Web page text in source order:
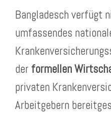
Bangladesch verfügt
umfassendes
der formellen
privaten
Arbeitgebern